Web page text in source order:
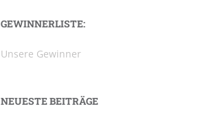
GEWINNERLISTE:
Unsere Gewinner
NEUESTE BEITRÄGE